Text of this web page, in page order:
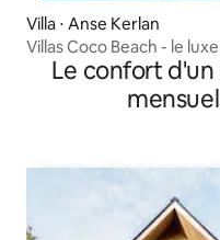
Villa ⋅ Anse Kerlan
Villas
Le confort